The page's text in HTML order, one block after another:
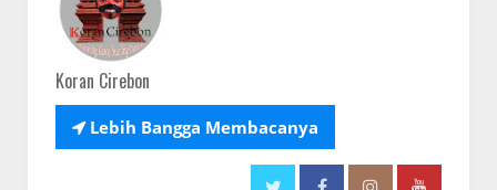
Koran Cirebon
Lebih Bangga Membacanya